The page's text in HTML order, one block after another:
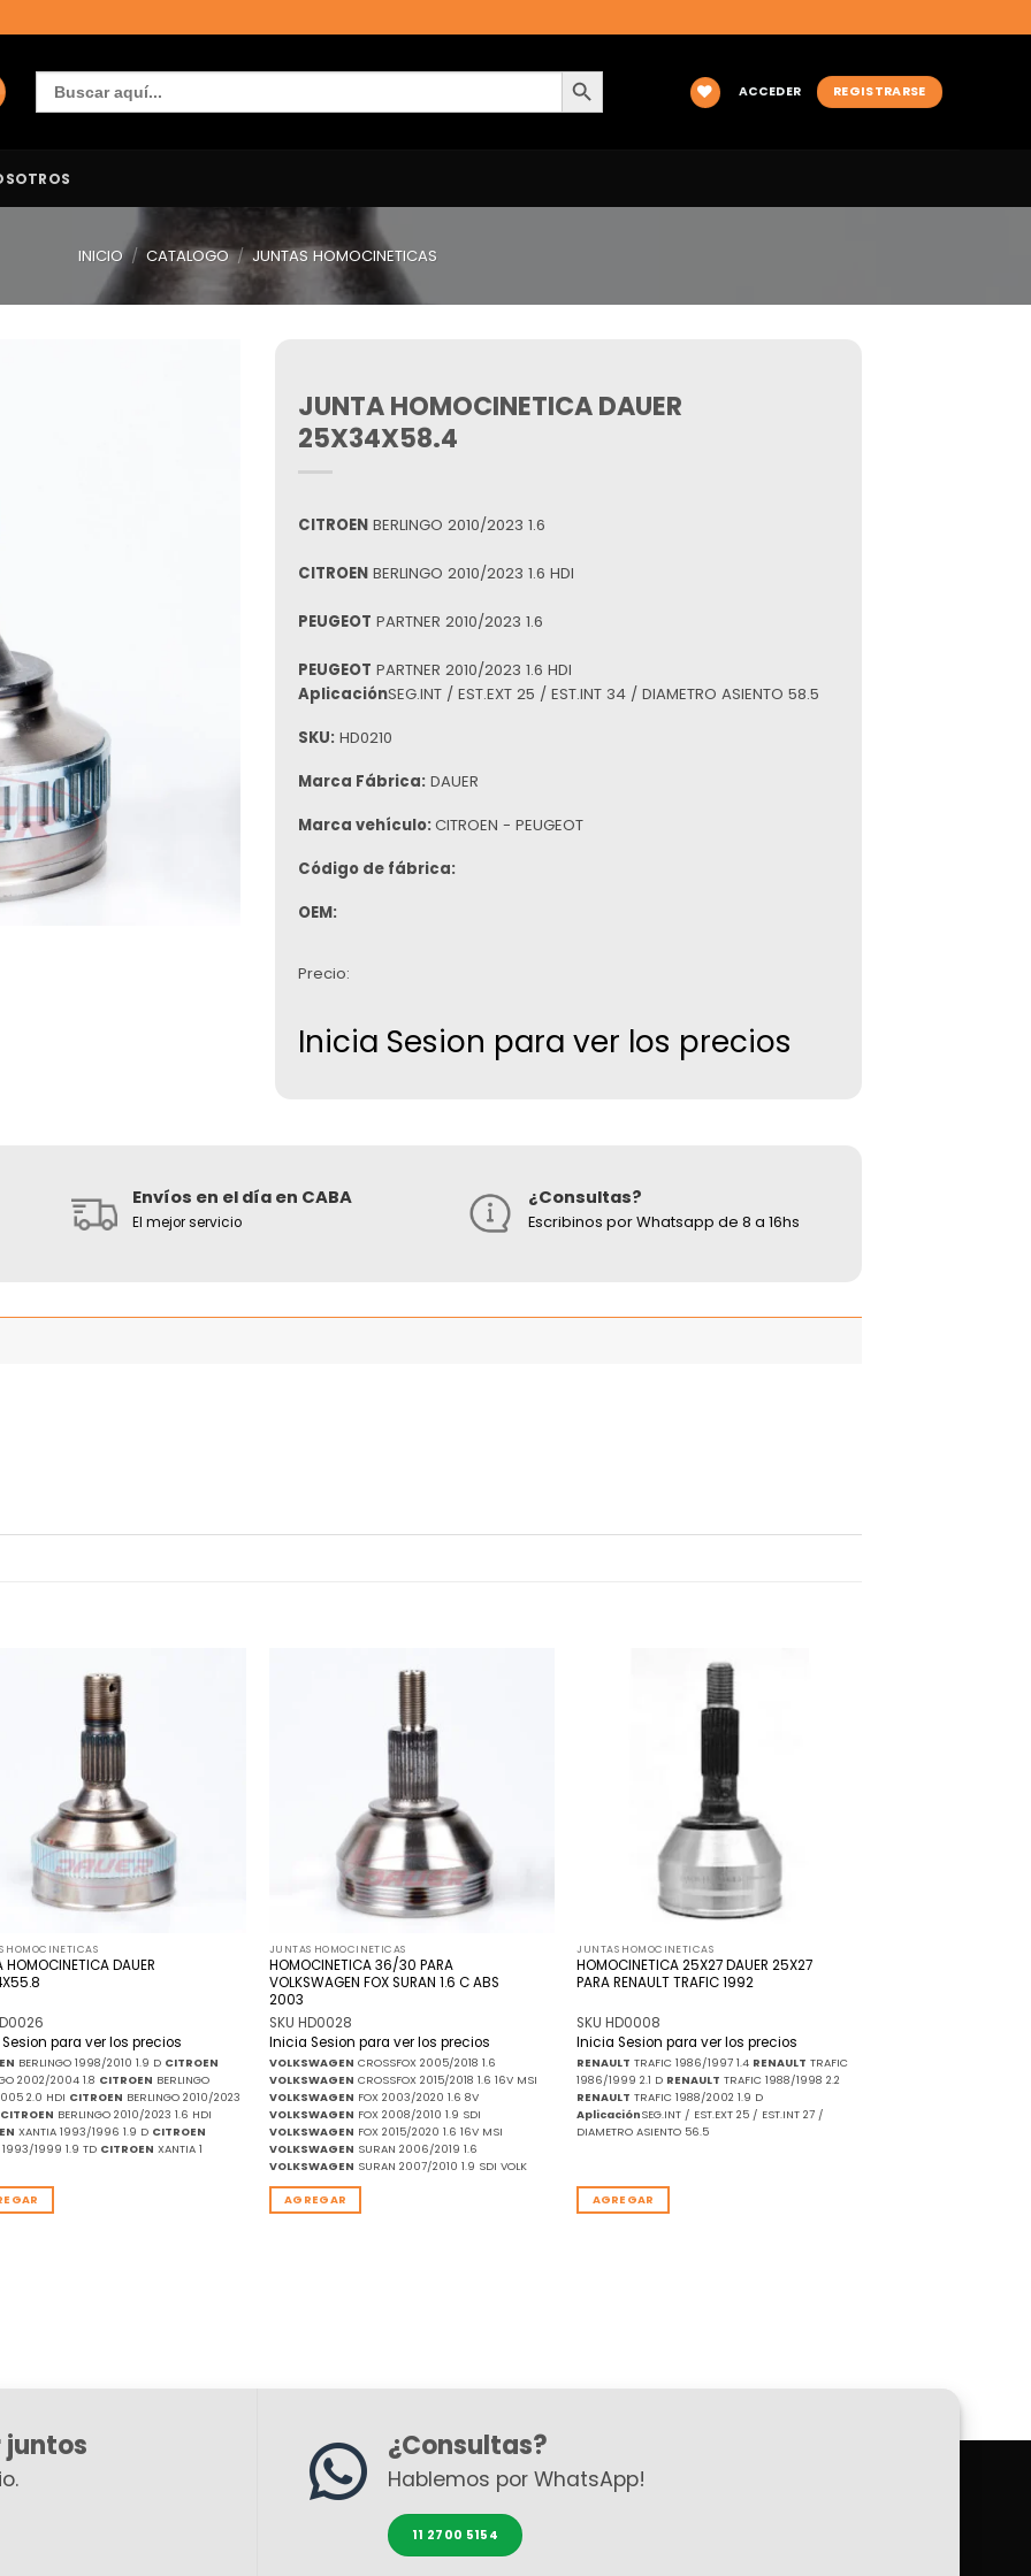
Buscar:
BOTÓN DE BÚSQUEDA
ACCEDER
REGISTRARSE
INICIO / CATALOGO / JUNTAS HOMOCINETICAS
JUNTA HOMOCINETICA DAUER
25X34X58.4
CITROEN BERLINGO 2010/2023 1.6
CITROEN BERLINGO 2010/2023 1.6 HDI
PEUGEOT PARTNER 2010/2023 1.6
PEUGEOT PARTNER 2010/2023 1.6 HDI
AplicaciónSEG.INT / EST.EXT 25 / EST.INT 34 / DIAMETRO ASIENTO 58.5
SKU: HD0210
Marca Fábrica: DAUER
Marca vehículo: CITROEN - PEUGEOT
Código de fábrica:
OEM:
Precio:
Inicia Sesion para ver los precios
Envíos en el día en CABA
El mejor servicio
¿Consultas?
Escribinos por Whatsapp de 8 a 16hs
HOMOCINETICAS
HOMOCINETICA DAUER
para ver los precios
BERLINGO 1998/2010 1.9 D CITROEN
2002/2004 1.8 CITROEN BERLINGO
2.0 HDI CITROEN BERLINGO 2010/2023
CITROEN BERLINGO 2010/2023 1.6 HDI
XANTIA 1993/1996 1.9 D CITROEN
1993/1999 1.9 TD CITROEN XANTIA 1
JUNTAS HOMOCINETICAS
HOMOCINETICA 36/30 PARA
VOLKSWAGEN FOX SURAN 1.6 C ABS
2003
SKU HD0028
Inicia Sesion para ver los precios
VOLKSWAGEN CROSSFOX 2005/2018 1.6
VOLKSWAGEN CROSSFOX 2015/2018 1.6 16V MSI
VOLKSWAGEN FOX 2003/2020 1.6 8V
VOLKSWAGEN FOX 2008/2010 1.9 SDI
VOLKSWAGEN FOX 2015/2020 1.6 16V MSI
VOLKSWAGEN SURAN 2006/2019 1.6
VOLKSWAGEN SURAN 2007/2010 1.9 SDI VOLK
AGREGAR
JUNTAS HOMOCINETICAS
HOMOCINETICA 25X27 DAUER 25X27
PARA RENAULT TRAFIC 1992
SKU HD0008
Inicia Sesion para ver los precios
RENAULT TRAFIC 1986/1997 1.4 RENAULT TRAFIC
1986/1999 2.1 D RENAULT TRAFIC 1988/1998 2.2
RENAULT TRAFIC 1988/2002 1.9 D
AplicaciónSEG.INT / EST.EXT 25 / EST.INT 27 /
DIAMETRO ASIENTO 56.5
AGREGAR
juntos ¿Consultas?
Hablemos por WhatsApp!
11 2700 5154